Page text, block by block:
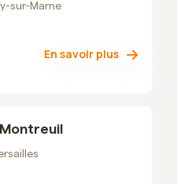
sur-Marne
En savoir plus